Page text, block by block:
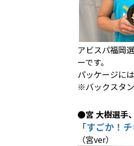
アビスパ福岡
ーです。
パッケージに
※バックスタ
●宮 大樹選手
「すごか！
（宮ver）